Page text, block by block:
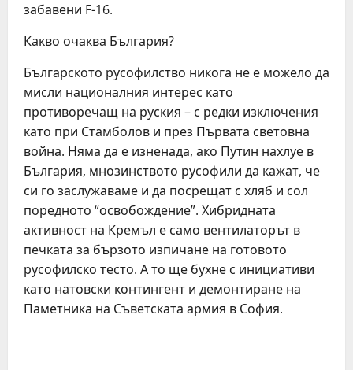
забавени F-16.
Какво очаква България?
Българското русофилство никога не е можело да
мисли националния интерес като
противоречащ на руския – с редки изключения
като при Стамболов и през Първата световна
война. Няма да е изненада, ако Путин нахлуе в
България, мнозинството русофили да кажат, че
си го заслужаваме и да посрещат с хляб и сол
поредното “освобождение”. Хибридната
активност на Кремъл е само вентилаторът в
печката за бързото изпичане на готовото
русофилско тесто. А то ще бухне с инициативи
като натовски контингент и демонтиране на
Паметника на Съветската армия в София.